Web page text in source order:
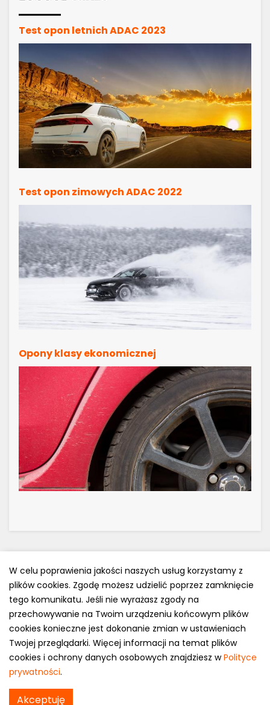
Test opon letnich ADAC 2023
Test opon zimowych ADAC 2022
Opony klasy ekonomicznej
Polityka prywatności
e-mail: kontakt@opony.com.pl
Copyright © 2000-2023 Opony.com.pl
W celu poprawienia jakości naszych usług korzystamy z
plików cookies. Zgodę możesz udzielić poprzez zamknięcie
tego komunikatu. Jeśli nie wyrażasz zgody na
przechowywanie na Twoim urządzeniu końcowym plików
cookies konieczne jest dokonanie zmian w ustawieniach
Twojej przeglądarki. Więcej informacji na temat plików
cookies i ochrony danych osobowych znajdziesz wPolityce
prywatności.
Akceptuję